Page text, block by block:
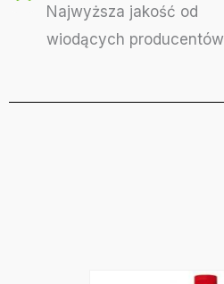
Najwyższa jakość od
wiodących producentów